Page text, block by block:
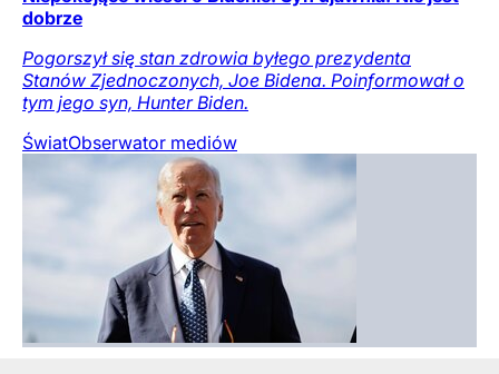
dobrze
Pogorszył się stan zdrowia byłego prezydenta
Stanów Zjednoczonych, Joe Bidena. Poinformował o
tym jego syn, Hunter Biden.
ŚwiatObserwator mediów